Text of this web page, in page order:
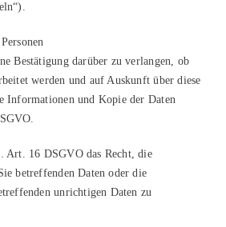
Bestätigung darüber zu verlangen, ob
werden und auf Auskunft über diese
Informationen und Kopie der Daten
Art. 16 DSGVO das Recht, die
betreffenden Daten oder die
unrichtigen Daten zu